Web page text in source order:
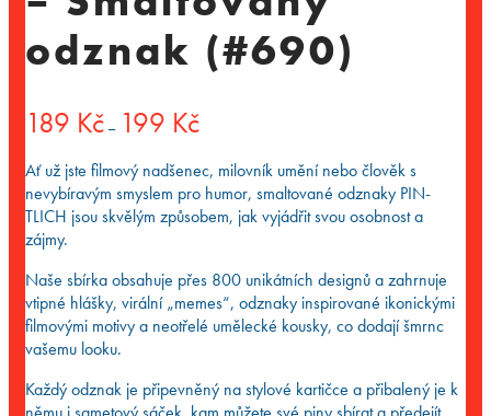
odznak (#690)
189 Kč – 199 Kčcen:
až
199 Kč
Ať už jste filmový nadšenec, milovník umění nebo člověk s
nevybíravým smyslem pro humor, smaltované odznaky PIN-
TLICH jsou skvělým způsobem, jak vyjádřit svou osobnost a
zájmy.
Naše sbírka obsahuje přes 800 unikátních designů a zahrnuje
vtipné hlášky, virální „memes“, odznaky inspirované ikonickými
filmovými motivy a neotřelé umělecké kousky, co dodají šmrnc
vašemu looku.
Každý odznak je připevněný na stylové kartičce a přibalený je k